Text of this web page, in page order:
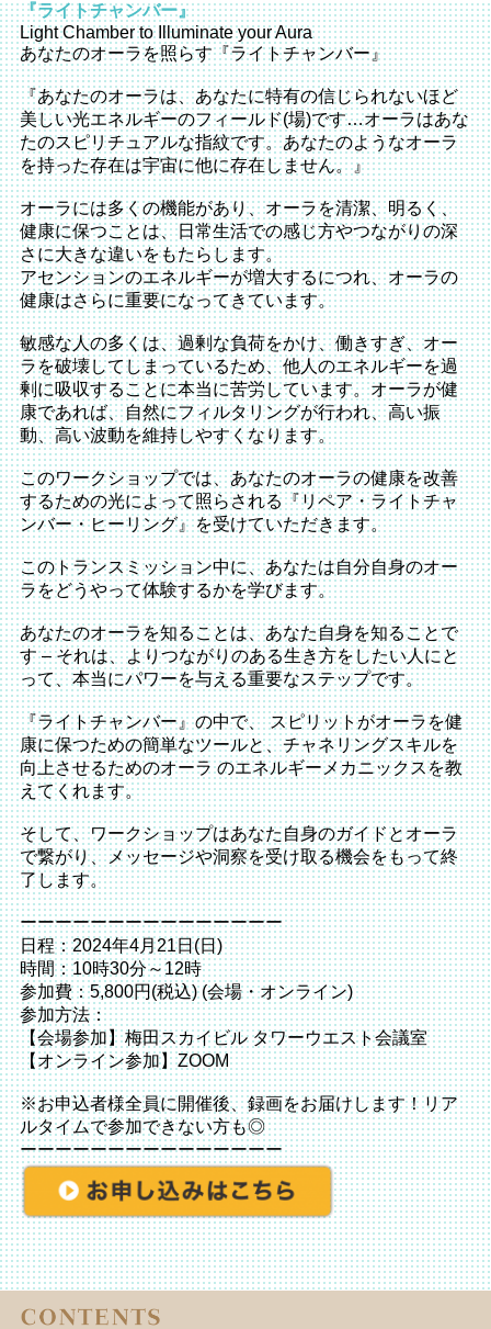
『ライトチャンバー』
Light Chamber to Illuminate your Aura
あなたのオーラを照らす『ライトチャンバー』
『あなたのオーラは、あなたに特有の信じられないほど
美しい光エネルギーのフィールド(場)です…オーラはあな
たのスピリチュアルな指紋です。あなたのようなオーラ
を持った存在は宇宙に他に存在しません。』
オーラには多くの機能があり、オーラを清潔、明るく、
健康に保つことは、日常生活での感じ方やつながりの深
さに大きな違いをもたらします。
アセンションのエネルギーが増大するにつれ、オーラの
健康はさらに重要になってきています。
敏感な人の多くは、過剰な負荷をかけ、働きすぎ、オー
ラを破壊してしまっているため、他人のエネルギーを過
剰に吸収することに本当に苦労しています。オーラが健
康であれば、自然にフィルタリングが行われ、高い振
動、高い波動を維持しやすくなります。
このワークショップでは、あなたのオーラの健康を改善
するための光によって照らされる『リペア・ライトチャ
ンバー・ヒーリング』を受けていただきます。
このトランスミッション中に、あなたは自分自身のオー
ラをどうやって体験するかを学びます。
あなたのオーラを知ることは、あなた自身を知ることで
す – それは、よりつながりのある生き方をしたい人にと
って、本当にパワーを与える重要なステップです。
『ライトチャンバー』の中で、 スピリットがオーラを健
康に保つための簡単なツールと、チャネリングスキルを
向上させるためのオーラ のエネルギーメカニックスを教
えてくれます。
そして、ワークショップはあなた自身のガイドとオーラ
で繋がり、メッセージや洞察を受け取る機会をもって終
了します。
ーーーーーーーーーーーーーーー
日程：2024年4月21日(日)
時間：10時30分～12時
参加費：5,800円(税込) (会場・オンライン)
参加方法：
【会場参加】梅田スカイビル タワーウエスト会議室
【オンライン参加】ZOOM
※お申込者様全員に開催後、録画をお届けします！リア
ルタイムで参加できない方も◎
ーーーーーーーーーーーーーーー